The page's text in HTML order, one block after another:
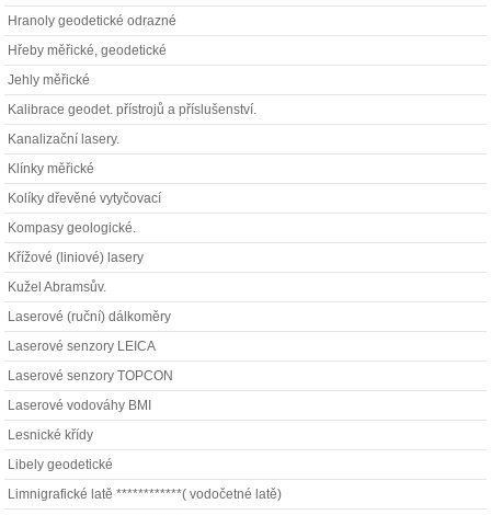
Hranoly geodetické odrazné
Hřeby měřické, geodetické
Jehly měřické
Kalibrace geodet. přístrojů a příslušenství.
Kanalizační lasery.
Klínky měřické
Kolíky dřevěné vytyčovací
Kompasy geologické.
Křížové (liniové) lasery
Kužel Abramsův.
Laserové (ruční) dálkoměry
Laserové senzory LEICA
Laserové senzory TOPCON
Laserové vodováhy BMI
Lesnické křídy
Libely geodetické
Limnigrafické latě ************( vodočetné latě)